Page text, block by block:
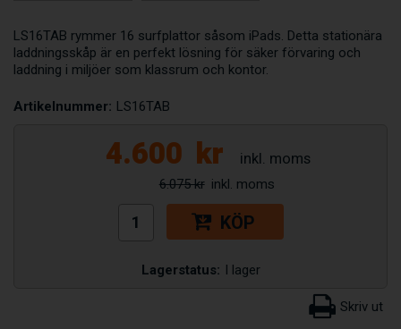
LS16TAB rymmer 16 surfplattor såsom iPads. Detta stationära
laddningsskåp är en perfekt lösning för säker förvaring och
laddning i miljöer som klassrum och kontor.
Artikelnummer: LS16TAB
4.600 kr
6.075 kr
KÖP
Lagerstatus: I lager